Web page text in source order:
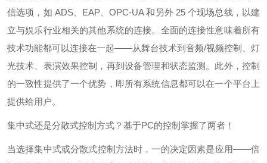
信选项，如 ADS、EAP、OPC-UA 和另外 25 个现场总线，以建
立与娱乐行业相关的其他系统的连接。全面的连接性意味着所有
技术功能都可以连接在一起——从舞台技术到音频/视频控制、灯
光技术、表演效果控制，再到设备管理和状态监测。此外，控制
的一致性提供了一个优势，即所有系统信息都可以在一个平台上
提供给用户。
集中式还是分散式控制方式？基于PC的控制掌握了两者！
当选择集中式或分散式控制方法时，一的决定因素是应用——倍